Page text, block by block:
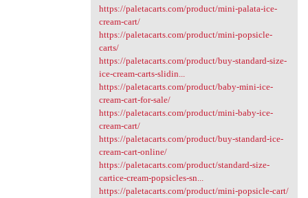
https://paletacarts.com/product/mini-palata-ice-
cream-cart/
https://paletacarts.com/product/mini-popsicle-
carts/
https://paletacarts.com/product/buy-standard-size-
ice-cream-carts-slidin...
https://paletacarts.com/product/baby-mini-ice-
cream-cart-for-sale/
https://paletacarts.com/product/mini-baby-ice-
cream-cart/
https://paletacarts.com/product/buy-standard-ice-
cream-cart-online/
https://paletacarts.com/product/standard-size-
cartice-cream-popsicles-sn...
https://paletacarts.com/product/mini-popsicle-cart/